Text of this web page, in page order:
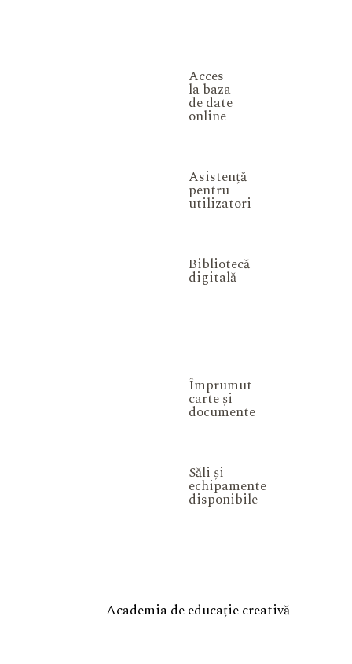
Acces
la baza
de date
online
Asistență
pentru
utilizatori
Bibliotecă
digitală
Împrumut
carte și
documente
Săli și
echipamente
disponibile
Academia de educație creativă